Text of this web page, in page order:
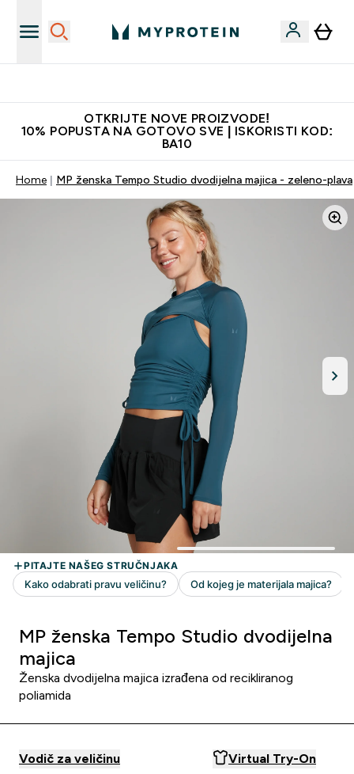
OTKRIJTE NOVE PROIZVODE!
10% POPUSTA NA GOTOVO SVE | ISKORISTI KOD:
BA10
Home MP ženska Tempo Studio dvodijelna majica - zeleno-plava
MP ženska Tempo Studio dvodijelna
majica
Ženska dvodijelna majica izrađena od recikliranog
poliamida
Vodič za veličinu Virtual Try-On